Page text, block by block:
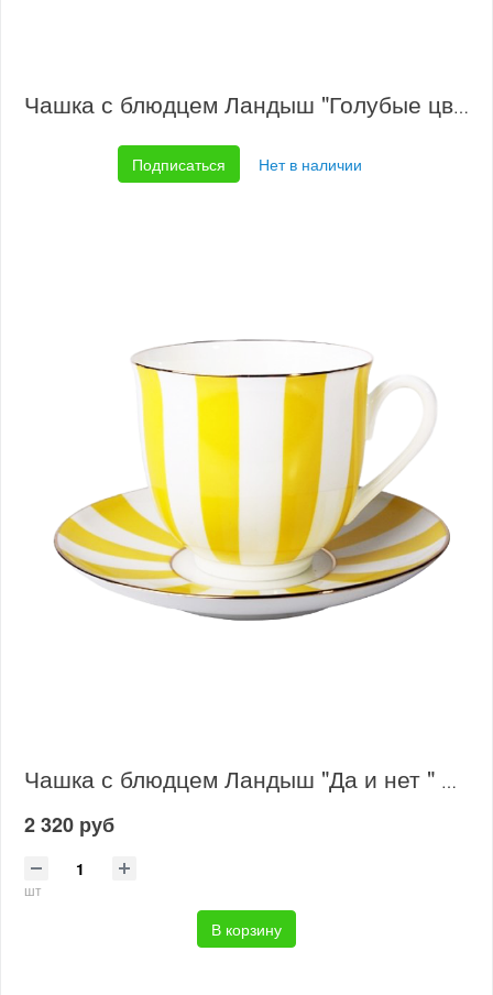
Чашка с блюдцем Ландыш "Голубые цветы"
Подписаться Нет в наличии
Чашка с блюдцем Ландыш "Да и нет " желтый
2 320 руб
шт
В корзину